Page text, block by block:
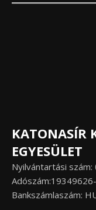
KATONASÍR
EGYESÜLET
Nyilvántartási
Bankszámlaszám: